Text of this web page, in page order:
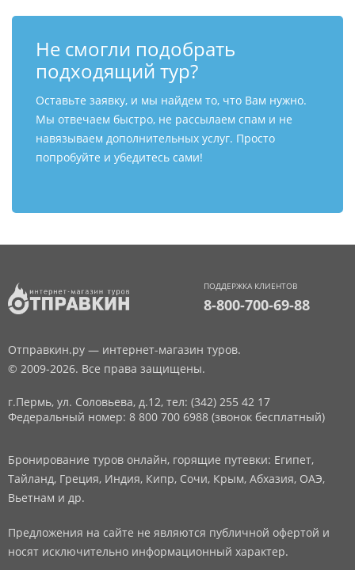
Не смогли подобрать
подходящий тур?
Оставьте заявку, и мы найдем то, что Вам нужно.
Мы отвечаем быстро, не рассылаем спам и не
навязываем дополнительных услуг. Просто
попробуйте и убедитесь сами!
ПОДДЕРЖКА КЛИЕНТОВ
8-800-700-69-88
Отправкин.ру — интернет-магазин туров.
© 2009-2026. Все права защищены.
г.Пермь, ул. Соловьева, д.12, тел: (342) 255 42 17
Федеральный номер: 8 800 700 6988 (звонок бесплатный)
Бронирование туров онлайн, горящие путевки: Египет,
Тайланд, Греция, Индия, Кипр, Сочи, Крым, Абхазия, ОАЭ,
Вьетнам и др.
Предложения на сайте не являются публичной офертой и
носят исключительно информационный характер.